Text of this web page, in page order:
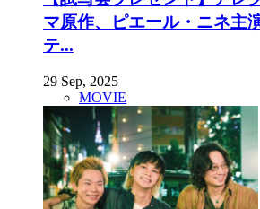
マ原作、ピエール・ニネ主
テ...
29 Sep, 2025
MOVIE